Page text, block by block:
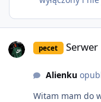
pecet Serwer
Alienku
Witam mam do